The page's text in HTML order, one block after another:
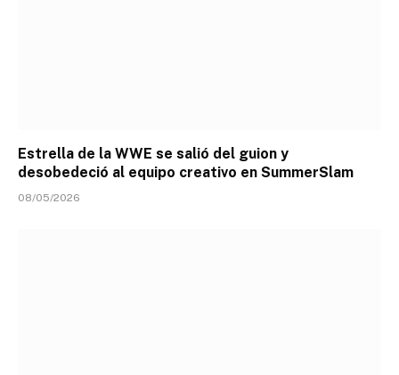
Estrella de la WWE se salió del guion y
desobedeció al equipo creativo en SummerSlam
08/05/2026